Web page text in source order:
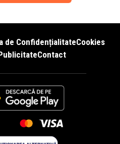
de ConfidențialitateCookies
Contact